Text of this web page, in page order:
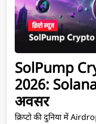
SolPump
2026:
अवसर
क्रिप्टो की दुनिया में